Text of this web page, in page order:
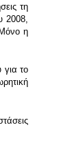
τη
2008,
η
για το